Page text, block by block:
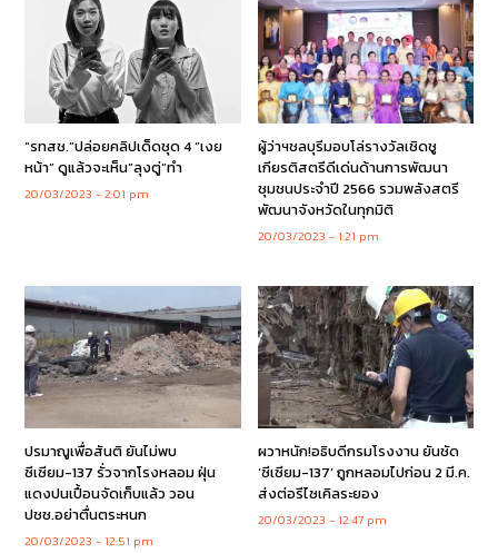
“รทสช.”ปล่อยคลิปเด็ดชุด 4 “เงย
หน้า” ดูแล้วจะเห็น”ลุงตู่”ทำ
20/03/2023 2:01 pm
ผู้ว่าฯชลบุรีมอบโล่รางวัลเชิดชู
เกียรติสตรีดีเด่นด้านการพัฒนา
ชุมชนประจำปี 2566 รวมพลังสตรี
พัฒนาจังหวัดในทุกมิติ
20/03/2023 1:21 pm
ปรมาณูเพื่อสันติ ยันไม่พบ
ซีเซียม-137 รั่วจากโรงหลอม ฝุ่น
แดงปนเปื้อนจัดเก็บแล้ว วอน
ปชช.อย่าตื่นตระหนก
20/03/2023 12:51 pm
ผวาหนัก!อธิบดีกรมโรงงาน ยันชัด
‘ซีเซียม-137’ ถูกหลอมไปก่อน 2 มี.ค.
ส่งต่อรีไซเคิลระยอง
20/03/2023 12:47 pm